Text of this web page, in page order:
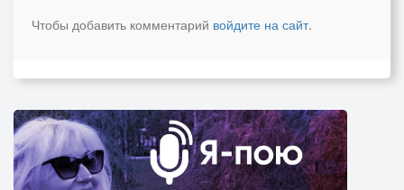
Чтобы добавить комментарий войдите на сайт.